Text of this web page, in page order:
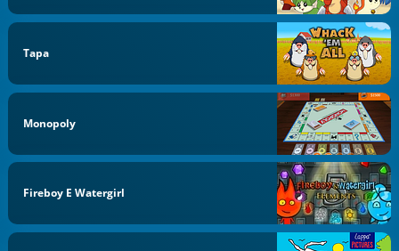
Tapa
Monopoly
Fireboy E Watergirl